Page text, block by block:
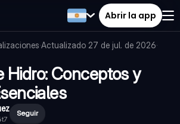
Abrir la app
·Actualizado 27 de jul. de 2026·
Hidro: Conceptos y
Seguir